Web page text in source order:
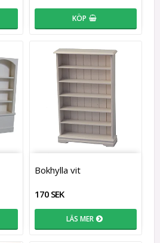
KÖP
Bokhylla vit
170 SEK
LÄS MER